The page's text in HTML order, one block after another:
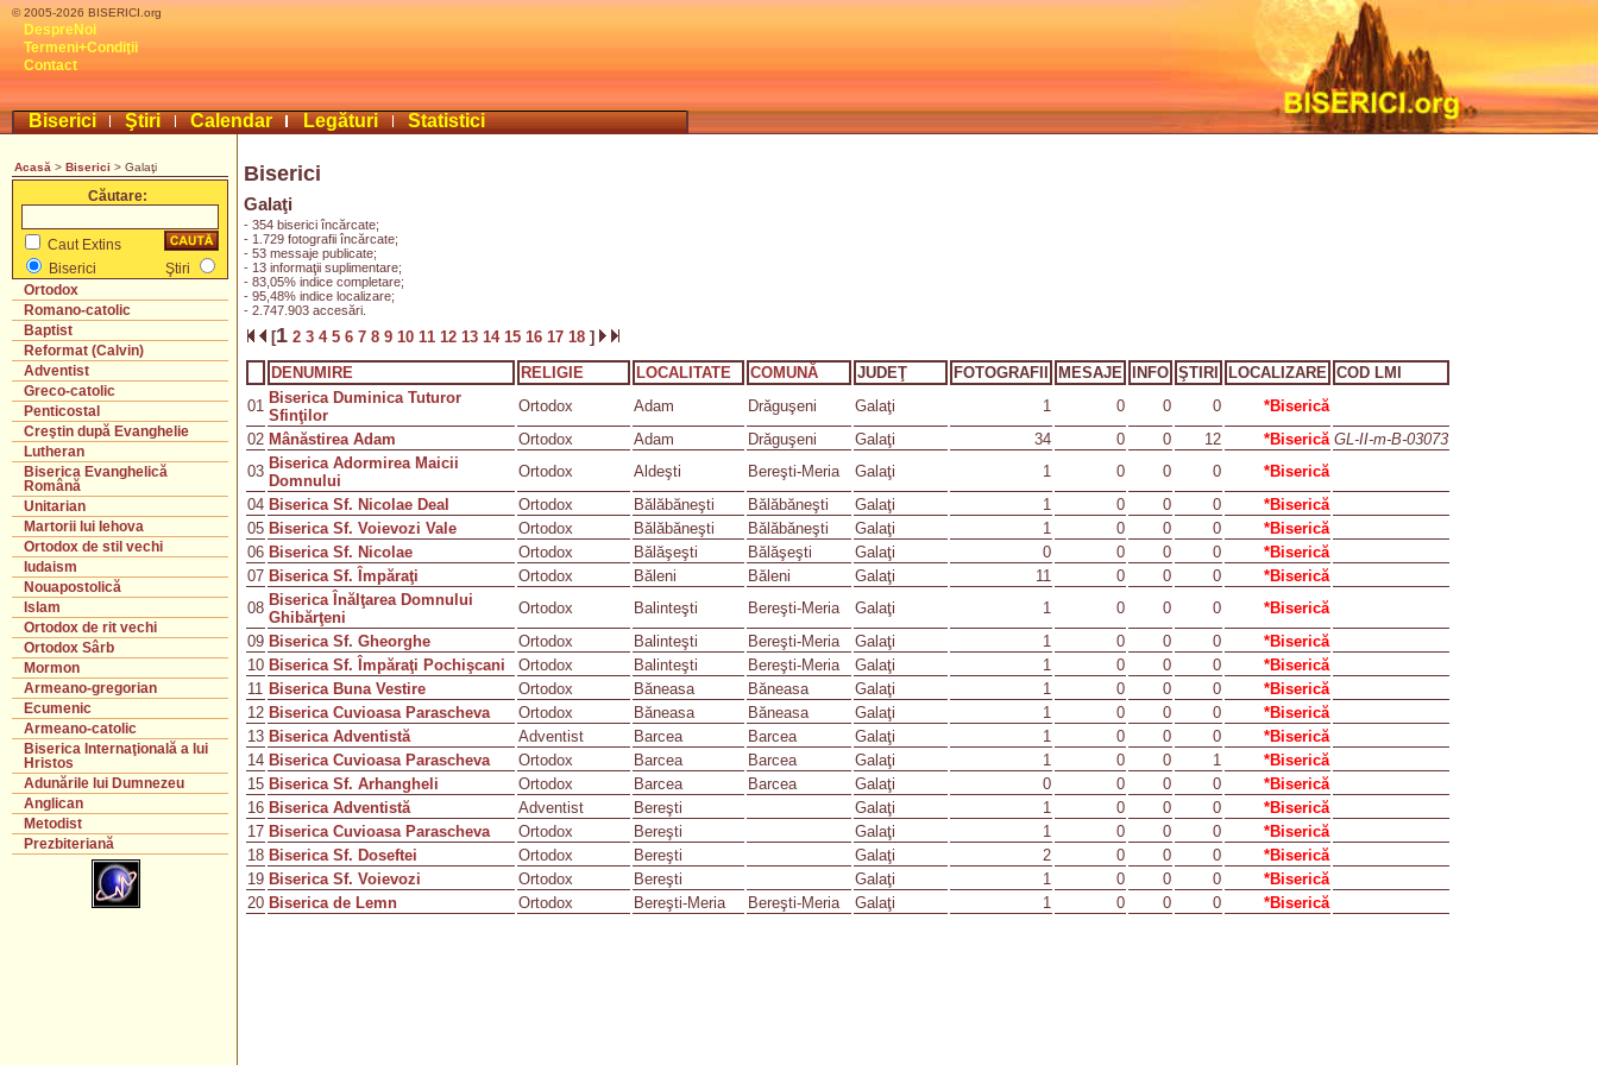
© 2005-2026 BISERICI.org
DespreNoi
Termeni+Condiţii
Contact
Biserici Ştiri Calendar Legături Statistici
Acasă > Biserici > Galaţi
Căutare:
Caut Extins
Biserici
Ştiri
Ortodox
Romano-catolic
Baptist
Reformat (Calvin)
Adventist
Greco-catolic
Penticostal
Creştin după Evanghelie
Lutheran
Biserica Evanghelică
Română
Unitarian
Martorii lui Iehova
Ortodox de stil vechi
Iudaism
Nouapostolică
Islam
Ortodox de rit vechi
Ortodox Sârb
Mormon
Armeano-gregorian
Ecumenic
Armeano-catolic
Biserica Internaţională a lui
Hristos
Adunările lui Dumnezeu
Anglican
Metodist
Prezbiteriană
Biserici
Galaţi
- 354 biserici încărcate;
- 1.729 fotografii încărcate;
- 53 messaje publicate;
- 13 informaţii suplimentare;
- 83,05% indice completare;
- 95,48% indice localizare;
- 2.747.903 accesări.
[1 2 3 4 5 6 7 8 9 10 11 12 13 14 15 16 17 18 ]
DENUMIRE
RELIGIE LOCALITATE COMUNĂ JUDEŢ FOTOGRAFII MESAJE INFO ŞTIRI LOCALIZARE COD LMI
01 Biserica Duminica Tuturor
Sfinţilor
Ortodox Adam Drăguşeni Galaţi 1 0 0 0
*Biserică
02 Mânăstirea Adam Ortodox Adam Drăguşeni Galaţi 34 0 0 12 *Biserică GL-II-m-B-03073
03 Biserica Adormirea Maicii
Domnului
Ortodox Aldeşti Bereşti-Meria Galaţi 1 0 0 0
*Biserică
04 Biserica Sf. Nicolae Deal Ortodox Bălăbăneşti Bălăbăneşti Galaţi 1 0 0 0
*Biserică
05 Biserica Sf. Voievozi Vale Ortodox Bălăbăneşti Bălăbăneşti Galaţi 1 0 0 0
*Biserică
06 Biserica Sf. Nicolae Ortodox Bălăşeşti Bălăşeşti Galaţi 0 0 0 0
*Biserică
07 Biserica Sf. Împăraţi Ortodox Băleni Băleni Galaţi 11 0 0 0
*Biserică
08 Biserica Înălţarea Domnului
Ghibărţeni
Ortodox Balinteşti Bereşti-Meria Galaţi 1 0 0 0
*Biserică
09 Biserica Sf. Gheorghe Ortodox Balinteşti Bereşti-Meria Galaţi 1 0 0 0
*Biserică
10 Biserica Sf. Împăraţi Pochişcani Ortodox Balinteşti Bereşti-Meria Galaţi 1 0 0 0
*Biserică
11 Biserica Buna Vestire Ortodox Băneasa Băneasa Galaţi 1 0 0 0
*Biserică
12 Biserica Cuvioasa Parascheva Ortodox Băneasa Băneasa Galaţi 1 0 0 0
*Biserică
13 Biserica Adventistă Adventist Barcea Barcea Galaţi 1 0 0 0
*Biserică
14 Biserica Cuvioasa Parascheva Ortodox Barcea Barcea Galaţi 1 0 0 1
*Biserică
15 Biserica Sf. Arhangheli Ortodox Barcea Barcea Galaţi 0 0 0 0
*Biserică
16 Biserica Adventistă Adventist Bereşti Galaţi 1 0 0 0
*Biserică
17 Biserica Cuvioasa Parascheva Ortodox Bereşti Galaţi 1 0 0 0
*Biserică
18 Biserica Sf. Doseftei Ortodox Bereşti Galaţi 2 0 0 0
*Biserică
19 Biserica Sf. Voievozi Ortodox Bereşti Galaţi 1 0 0 0
*Biserică
20 Biserica de Lemn Ortodox Bereşti-Meria Bereşti-Meria Galaţi 1 0 0 0 *Biserică